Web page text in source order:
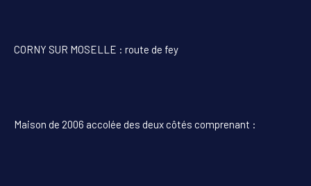
CORNY SUR MOSELLE : route de fey
Maison de 2006 accolée des deux côtés comprenant :